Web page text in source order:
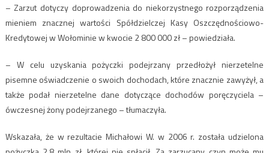
– Zarzut dotyczy doprowadzenia do niekorzystnego rozporządzenia
mieniem znacznej wartości Spółdzielczej Kasy Oszczędnościowo-
Kredytowej w Wołominie w kwocie 2 800 000 zł – powiedziała.
– W celu uzyskania pożyczki podejrzany przedłożył nierzetelne
pisemne oświadczenie o swoich dochodach, które znacznie zawyżył, a
także podał nierzetelne dane dotyczące dochodów poręczyciela –
ówczesnej żony podejrzanego – tłumaczyła.
Wskazała, że w rezultacie Michałowi W. w 2006 r. została udzielona